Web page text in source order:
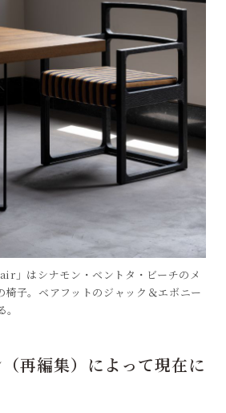
」はシナモン・ベントタ・ビーチのメ
椅子。ベアフットのジャック＆エボニー
再編集）によって現在に